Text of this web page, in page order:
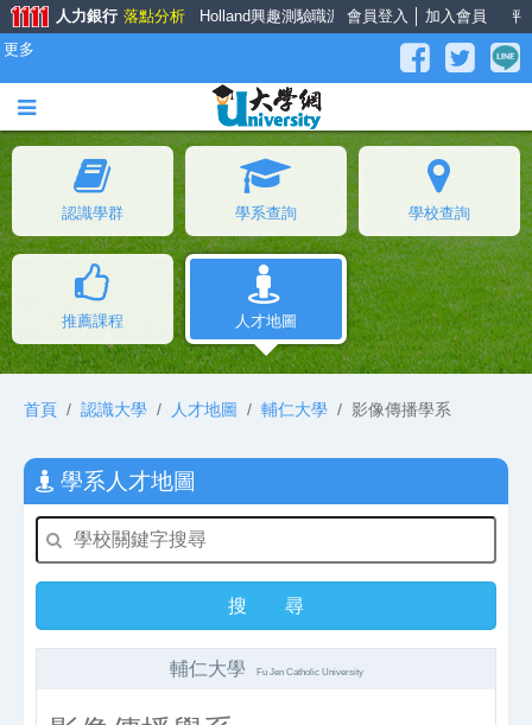
會員登入 加入會員
人力銀行 落點分析 Holland興趣測驗職涯大師 面試經驗談薪資公秤
更多
認識學群 學系查詢 學校查詢
推薦課程 人才地圖
首頁 認識大學 人才地圖 輔仁大學 影像傳播學系
學系人才地圖
輔仁大學 Fu Jen Catholic University